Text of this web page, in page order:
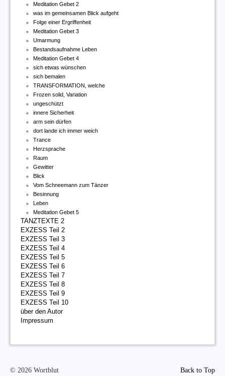
Meditation Gebet 2
was im gemeinsamen Blick aufgeht
Folge einer Ergriffenheit
Meditation Gebet 3
Umarmung
Bestandsaufnahme Leben
Meditation Gebet 4
sich etwas wünschen
sich bemalen
TRANSFORMATION, welche
Frozen solid, Variation
ungeschützt
innere Sicherheit
arm sein dürfen
dort lande ich immer weich
Trance
Herzsprache
Raum
Gewitter
Blick
Vom Schneemann zum Tänzer
Besinnung
Leben
Meditation Gebet 5
TANZTEXTE 2
EXZESS Teil 2
EXZESS Teil 3
EXZESS Teil 4
EXZESS Teil 5
EXZESS Teil 6
EXZESS Teil 7
EXZESS Teil 8
EXZESS Teil 9
EXZESS Teil 10
über den Autor
Impressum
Back to Top
© 2026 Wortblut